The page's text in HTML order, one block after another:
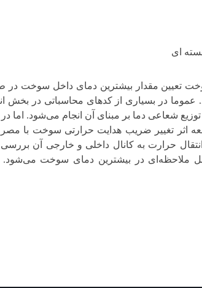
ای
تعیین مقدار بیشترین دمای داخل سوخت در
در بسیاری از کدهای محاسباتی در
شعاعی دما بر مبنای آن انجام می‌شود.
اثر تغییر ضریب هدایت حرارتی سوخت
حرارت به کانال داخلی و خارجی آن
ملاحظه‌ای در بیشترین دمای سوخت